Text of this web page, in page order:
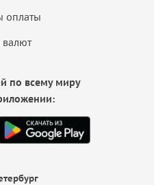
оплаты
валют
по всему миру